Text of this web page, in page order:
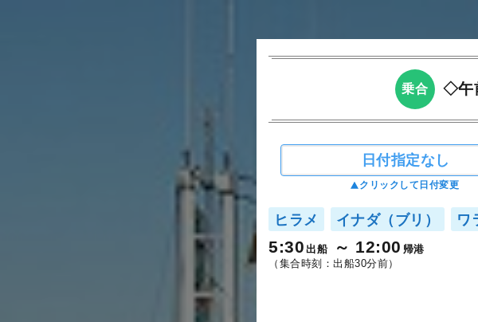
乗合 ◇午
日付指定なし
クリックして日付変更
ヒラメ イナダ（ブリ） ワ
5:30 出船 12:00 帰港
（集合時刻：出船30分前）